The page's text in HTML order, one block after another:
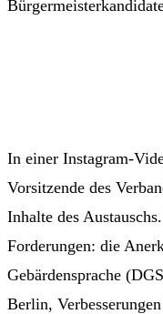
In einer Instagram-
Vorsitzende des
Inhalte des
Forderungen: die
Gebärdensprache
Berlin,